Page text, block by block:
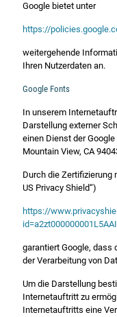
Google bietet unter
https://
weitergehende
Ihren Nutzerdaten an.
Google Fonts
In unserem
Darstellung externer
einen Dienst der
Mountain View, CA
Durch die Zertifizierung
US Privacy Shield“)
https://
garantiert Google, dass
der Verarbeitung von
Um die Darstellung
Internetauftritt zu
Internetauftritts eine